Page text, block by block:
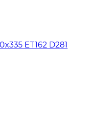
ET162 D281